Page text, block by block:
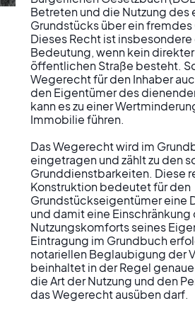
Wegerechte
Betreten und die Nutzung des
Grundstücks über ein
Dieses Recht ist insbesondere
Bedeutung, wenn kein
öffentlichen Straße besteht.
Wegerecht für den Inhaber
den Eigentümer des
kann es zu einer
Immobilie führen.
Das Wegerecht wird im
eingetragen und zählt zu den
Grunddienstbarkeiten. Diese
Konstruktion bedeutet für den
Grundstückseigentümer eine
und damit eine Einschränkung
Nutzungskomforts seines
Eintragung im Grundbuch
notariellen Beglaubigung der
beinhaltet in der Regel
die Art der Nutzung und den
das Wegerecht ausüben darf.